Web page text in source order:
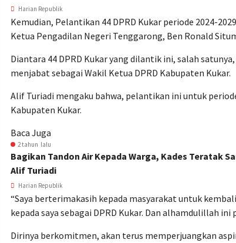
Harian Republik
Kemudian, Pelantikan 44 DPRD Kukar periode 2024-
Ketua Pengadilan Negeri Tenggarong, Ben Ronald
Diantara 44 DPRD Kukar yang dilantik ini, salah
menjabat sebagai Wakil Ketua DPRD Kabupaten Kukar.
Alif Turiadi mengaku bahwa, pelantikan ini untuk
Kabupaten Kukar.
Baca Juga
2 tahun lalu
Bagikan Tandon Air Kepada Warga, Kades Teratak
Alif Turiadi
Harian Republik
“Saya berterimakasih kepada masyarakat untuk
kepada saya sebagai DPRD Kukar. Dan alhamdulillah
Dirinya berkomitmen, akan terus memperjuangkan